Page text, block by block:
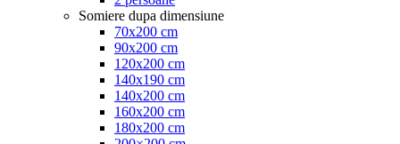
Somiere dupa dimensiune
70x200 cm
90x200 cm
120x200 cm
140x190 cm
140x200 cm
160x200 cm
180x200 cm